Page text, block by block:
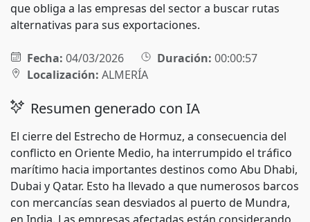
que obliga a las empresas del sector a buscar rutas
alternativas para sus exportaciones.
Fecha: 04/03/2026 Duración: 00:00:57
Localización: ALMERÍA
Resumen generado con IA
El cierre del Estrecho de Hormuz, a consecuencia del
conflicto en Oriente Medio, ha interrumpido el tráfico
marítimo hacia importantes destinos como Abu Dhabi,
Dubai y Qatar. Esto ha llevado a que numerosos barcos
con mercancías sean desviados al puerto de Mundra,